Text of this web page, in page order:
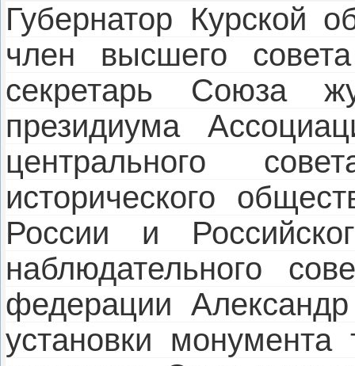
Губернатор Курской
член высшего
секретарь Союза
президиума
центрального
исторического
России и
наблюдательного
федерации
установки